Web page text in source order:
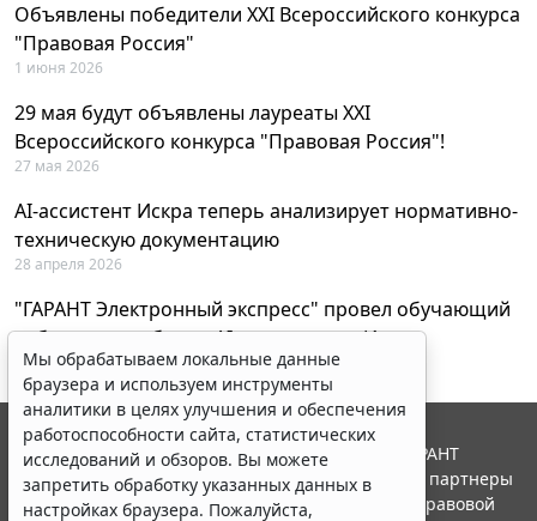
Объявлены победители XXI Всероссийского конкурса
"Правовая Россия"
1 июня 2026
29 мая будут объявлены лауреаты XXI
Всероссийского конкурса "Правовая Россия"!
27 мая 2026
AI-ассистент Искра теперь анализирует нормативно-
техническую документацию
28 апреля 2026
"ГАРАНТ Электронный экспресс" провел обучающий
вебинар по работе с AI-ассистентом Искра
23 апреля 2026
Мы обрабатываем локальные данные
браузера и используем инструменты
аналитики в целях улучшения и обеспечения
работоспособности сайта, статистических
исследований и обзоров. Вы можете
запретить обработку указанных данных в
настройках браузера. Пожалуйста,
© ООО "НПП "ГАРАНТ-СЕРВИС", 2026. Система ГАРАНТ
выпускается с 1990 года. Компания "Гарант" и ее партнеры
являются участниками Российской ассоциации правовой